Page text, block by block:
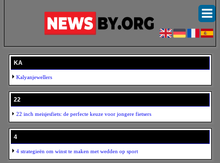
KA
Kalyanjewellers
22
22 inch meisjesfiets: de perfecte keuze voor jongere fietsers
4
4 strategieën om winst te maken met wedden op sport